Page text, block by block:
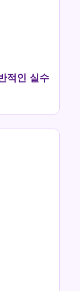
적인 실수